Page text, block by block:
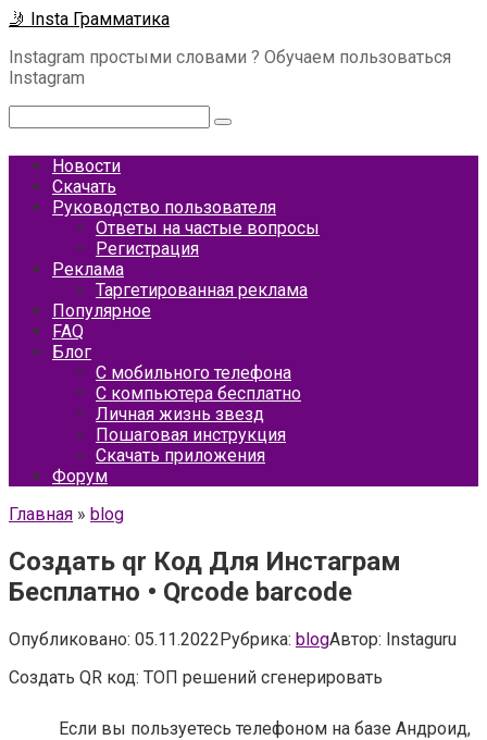
Перейти
контенту
🤳 Insta Грамматика
Instagram простыми словами ? Обучаем пользоваться
Instagram
Новости
Скачать
Руководство пользователя
Ответы на частые вопросы
Регистрация
Реклама
Таргетированная реклама
Популярное
FAQ
Блог
С мобильного телефона
С компьютера бесплатно
Личная жизнь звезд
Пошаговая инструкция
Скачать приложения
Форум
Главная » blog
Создать qr Код Для Инстаграм
Бесплатно • Qrcode barcode
Опубликовано: 05.11.2022Рубрика: blogАвтор: Instaguru
Создать QR код: ТОП решений сгенерировать
Если вы пользуетесь телефоном на базе Андроид,